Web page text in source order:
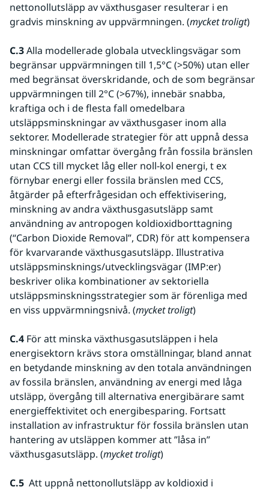
nettonollutsläpp av växthusgaser resulterar i en
gradvis minskning av uppvärmningen. (mycket troligt)
C.3 Alla modellerade globala utvecklingsvägar som
begränsar uppvärmningen till 1,5°C (>50%) utan eller
med begränsat överskridande, och de som begränsar
uppvärmningen till 2°C (>67%), innebär snabba,
kraftiga och i de flesta fall omedelbara
utsläppsminskningar av växthusgaser inom alla
sektorer. Modellerade strategier för att uppnå dessa
minskningar omfattar övergång från fossila bränslen
utan CCS till mycket låg eller noll-kol energi, t ex
förnybar energi eller fossila bränslen med CCS,
åtgärder på efterfrågesidan och effektivisering,
minskning av andra växthusgasutsläpp samt
användning av antropogen koldioxidborttagning
(“Carbon Dioxide Removal”, CDR) för att kompensera
för kvarvarande växthusgasutsläpp. Illustrativa
utsläppsminsknings/utvecklingsvägar (IMP:er)
beskriver olika kombinationer av sektoriella
utsläppsminskningsstrategier som är förenliga med
en viss uppvärmningsnivå. (mycket troligt)
C.4 För att minska växthusgasutsläppen i hela
energisektorn krävs stora omställningar, bland annat
en betydande minskning av den totala användningen
av fossila bränslen, användning av energi med låga
utsläpp, övergång till alternativa energibärare samt
energieffektivitet och energibesparing. Fortsatt
installation av infrastruktur för fossila bränslen utan
hantering av utsläppen kommer att ”låsa in”
växthusgasutsläpp. (mycket troligt)
C.5 Att uppnå nettonollutsläpp av koldioxid i